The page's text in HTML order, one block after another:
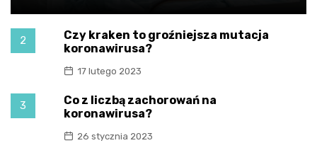
2
Czy kraken to groźniejsza mutacja
koronawirusa?
17 lutego 2023
3
Co z liczbą zachorowań na
koronawirusa?
26 stycznia 2023